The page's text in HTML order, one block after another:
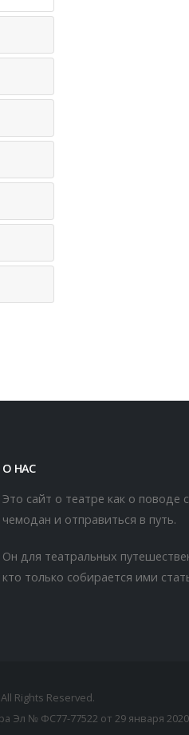
О НАС
Это сайт о театре как о поводе
чемодан и отправиться в путь.
Он для театральных
кто только собирается ими
Rights Reserved.
Эл № ФС77-77522 от 29 января 2020